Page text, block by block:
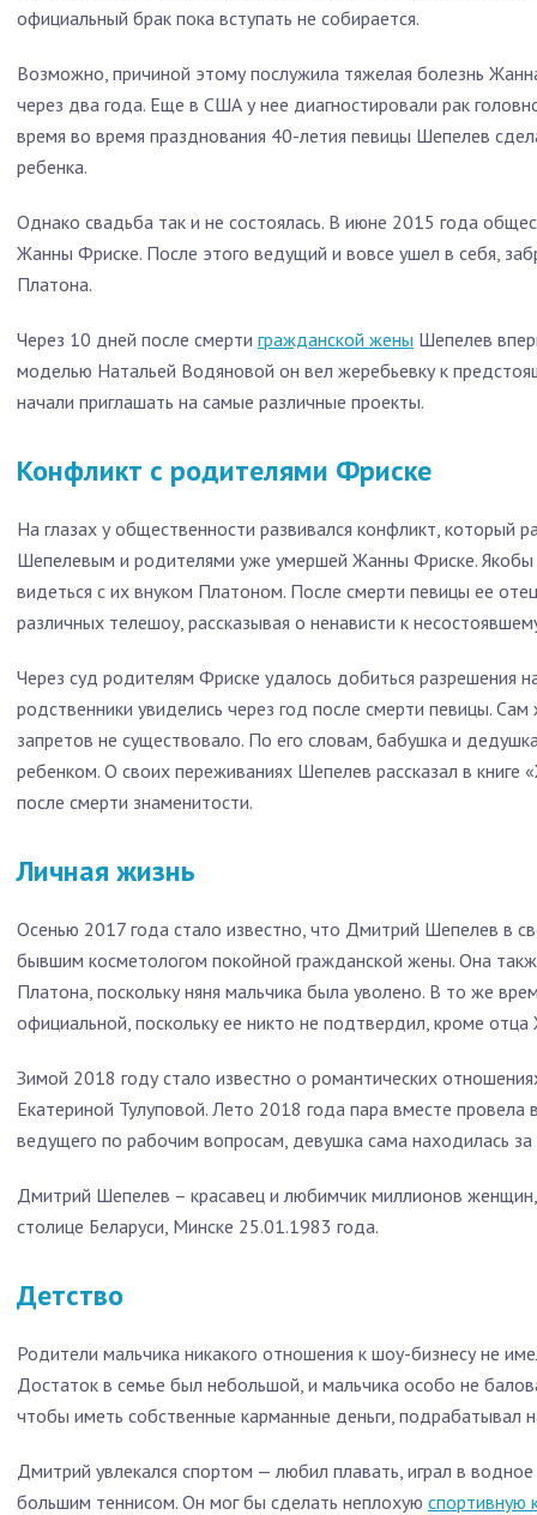
официальный брак пока вступать не собирается.
Возможно, причиной этому послужила тяжелая болезнь
через два года. Еще в США у нее диагностировали рак
время во время празднования 40-летия певицы Шепелев
ребенка.
Однако свадьба так и не состоялась. В июне 2015 года
Жанны Фриске. После этого ведущий и вовсе ушел в себя,
Платона.
Через 10 дней после смерти гражданской жены Шепелев
моделью Натальей Водяновой он вел жеребьевку к
начали приглашать на самые различные проекты.
Конфликт с родителями Фриске
На глазах у общественности развивался конфликт, который
Шепелевым и родителями уже умершей Жанны Фриске.
видеться с их внуком Платоном. После смерти певицы ее
различных телешоу, рассказывая о ненависти к
Через суд родителям Фриске удалось добиться разрешения
родственники увиделись через год после смерти певицы.
запретов не существовало. По его словам, бабушка и
ребенком. О своих переживаниях Шепелев рассказал в книге
после смерти знаменитости.
Личная жизнь
Осенью 2017 года стало известно, что Дмитрий Шепелев в
бывшим косметологом покойной гражданской жены. Она
Платона, поскольку няня мальчика была уволено. В то же
официальной, поскольку ее никто не подтвердил, кроме
Зимой 2018 году стало известно о романтических
Екатериной Тулуповой. Лето 2018 года пара вместе провела
ведущего по рабочим вопросам, девушка сама находилась
Дмитрий Шепелев – красавец и любимчик миллионов
столице Беларуси, Минске 25.01.1983 года.
Детство
Родители мальчика никакого отношения к шоу-бизнесу не
Достаток в семье был небольшой, и мальчика особо не
чтобы иметь собственные карманные деньги, подрабатывал
Дмитрий увлекался спортом — любил плавать, играл в
большим теннисом. Он мог бы сделать неплохую спортивную